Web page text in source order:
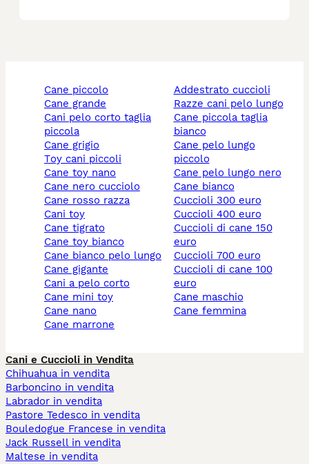
cane piccolo
cane grande
cani pelo corto taglia
piccola
cane grigio
toy cani piccoli
cane toy nano
cane nero cucciolo
cane rosso razza
cani toy
cane tigrato
cane toy bianco
cane bianco pelo lungo
cane gigante
cani a pelo corto
cane mini toy
cane nano
cane marrone
addestrato cuccioli
razze cani pelo lungo
cane piccola taglia
bianco
cane pelo lungo
piccolo
cane pelo lungo nero
cane bianco
cuccioli 300 euro
cuccioli 400 euro
cuccioli di cane 150
euro
cuccioli 700 euro
cuccioli di cane 100
euro
cane maschio
cane femmina
Cani e Cuccioli in Vendita
Chihuahua in vendita
Barboncino in vendita
Labrador in vendita
Pastore Tedesco in vendita
Bouledogue Francese in vendita
Jack Russell in vendita
Maltese in vendita